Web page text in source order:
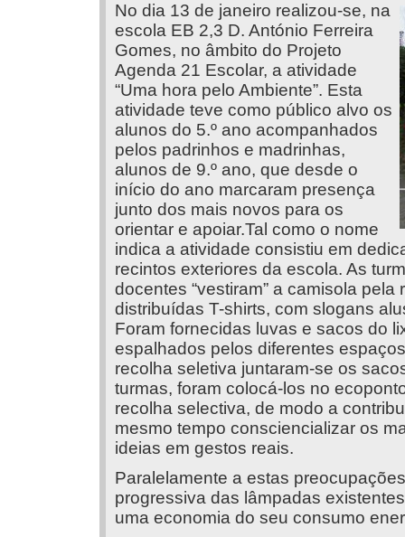
No dia 13 de janeiro realizou-se, na
escola EB 2,3 D. António Ferreira
Gomes, no âmbito do Projeto
Agenda 21 Escolar, a atividade
“Uma hora pelo Ambiente”. Esta
atividade teve como público alvo os
alunos do 5.º ano acompanhados
pelos padrinhos e madrinhas,
alunos de 9.º ano, que desde o
início do ano marcaram presença
junto dos mais novos para os
orientar e apoiar.Tal como o nome
indica a atividade consistiu em
recintos exteriores da escola. As
docentes “vestiram” a camisola
distribuídas T-shirts, com slogans
Foram fornecidas luvas e sacos do
espalhados pelos diferentes
recolha seletiva juntaram-se os
turmas, foram colocá-los no
recolha selectiva, de modo a
mesmo tempo consciencializar os
ideias em gestos reais.
Paralelamente a estas
progressiva das lâmpadas
uma economia do seu consumo